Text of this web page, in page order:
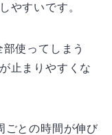
やすいです。
使ってしまう
止まりやすくな
ごとの時間が伸び